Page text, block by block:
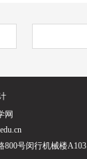
网
800号闵行机械楼A103